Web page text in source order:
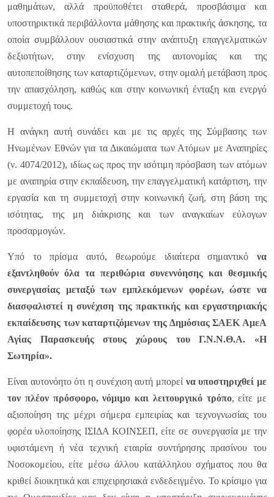
μαθημάτων, αλλά προϋποθέτει σταθερά, προσβάσιμα και
υποστηρικτικά περιβάλλοντα μάθησης και πρακτικής άσκησης, τα
οποία συμβάλλουν ουσιαστικά στην ανάπτυξη επαγγελματικών
δεξιοτήτων, στην ενίσχυση της αυτονομίας και της
αυτοπεποίθησης των καταρτιζόμενων, στην ομαλή μετάβαση προς
την απασχόληση, καθώς και στην κοινωνική ένταξη και ενεργό
συμμετοχή τους.
Η ανάγκη αυτή συνάδει και με τις αρχές της Σύμβασης των
Ηνωμένων Εθνών για τα Δικαιώματα των Ατόμων με Αναπηρίες
(ν. 4074/2012), ιδίως ως προς την ισότιμη πρόσβαση των ατόμων
με αναπηρία στην εκπαίδευση, την επαγγελματική κατάρτιση, την
εργασία και τη συμμετοχή στην κοινωνική ζωή, στη βάση της
ισότητας, της μη διάκρισης και των αναγκαίων εύλογων
προσαρμογών.
Υπό το πρίσμα αυτό, θεωρούμε ιδιαίτερα σημαντικό να
εξαντληθούν όλα τα περιθώρια συνεννόησης και θεσμικής
συνεργασίας μεταξύ των εμπλεκόμενων φορέων, ώστε να
διασφαλιστεί η συνέχιση της πρακτικής και εργαστηριακής
εκπαίδευσης των καταρτιζόμενων της Δημόσιας ΣΑΕΚ ΑμεΑ
Αγίας Παρασκευής στους χώρους του Γ.Ν.Ν.Θ.Α. «Η
Σωτηρία».
Είναι αυτονόητο ότι η συνέχιση αυτή μπορεί να υποστηριχθεί με
τον πλέον πρόσφορο, νόμιμο και λειτουργικό τρόπο, είτε με
αξιοποίηση της μέχρι σήμερα εμπειρίας και τεχνογνωσίας του
φορέα υλοποίησης ΙΣΙΔΑ ΚΟΙΝΣΕΠ, είτε σε συνεργασία με την
υφιστάμενη ή νέα τεχνική εταιρία συντήρησης πρασίνου του
Νοσοκομείου, είτε μέσω άλλου κατάλληλου σχήματος που θα
κριθεί διοικητικά και επιχειρησιακά ενδεδειγμένο. Το κρίσιμο για